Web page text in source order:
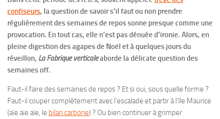
confiseurs, la question de savoir s’il faut ou non prendre
régulièrement des semaines de repos sonne presque comme une
provocation. En tout cas, elle n’est pas dénuée d’ironie. Alors, en
pleine digestion des agapes de Noël et à quelques jours du
réveillon, La Fabrique verticaleaborde la délicate question des
semaines off.
Faut-il faire des semaines de repos ? Et si oui, sous quelle forme ?
Faut-il couper complètement avec l’escalade et partir à l’île Maurice
(aïe aïe aïe, le bilan carbone) ? Ou bien continuer à grimper